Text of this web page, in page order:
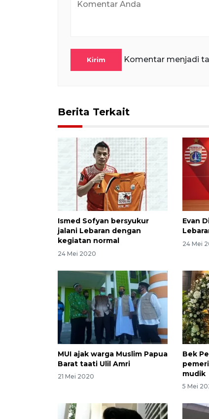
Kirim Komentar menjadi
Berita Terkait
Ismed Sofyan bersyukur
jalani Lebaran dengan
kegiatan normal
24 Mei 2020
Evan
24 Mei
MUI ajak warga Muslim Papua
Barat taati Ulil Amri
21 Mei 2020
Bek
mudik
5 Mei